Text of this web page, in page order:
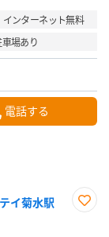
インターネット無料
場あり
電話する
イ菊水駅